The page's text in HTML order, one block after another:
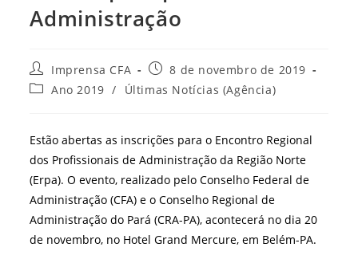
Administração
Autor
do
post:
Imprensa CFA
Post
publicado:
8 de novembro de 2019
Categoria
Ano 2019 / Últimas Notícias (Agência)
Estão abertas as inscrições para o Encontro Regional
dos Profissionais de Administração da Região Norte
(Erpa). O evento, realizado pelo Conselho Federal de
Administração (CFA) e o Conselho Regional de
Administração do Pará (CRA-PA), acontecerá no dia 20
de novembro, no Hotel Grand Mercure, em Belém-PA.